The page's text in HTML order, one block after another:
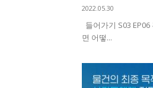
2022.05.30
들어가기 S03
면 어떻...